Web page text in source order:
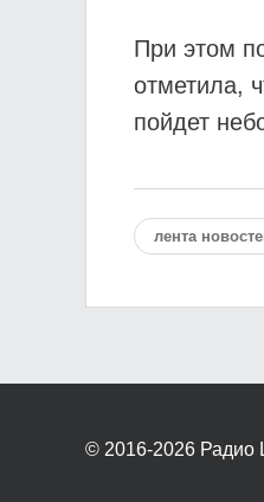
При этом
отметила,
пойдет
лента
© 2016-2026 Радио